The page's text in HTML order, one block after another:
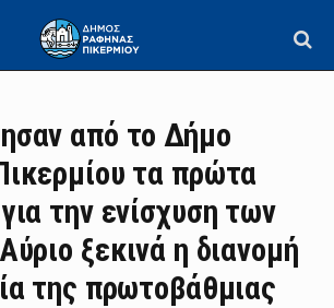
από το Δήμο
τα πρώτα
την ενίσχυση των
ξεκινά η διανομή
της πρωτοβάθμιας